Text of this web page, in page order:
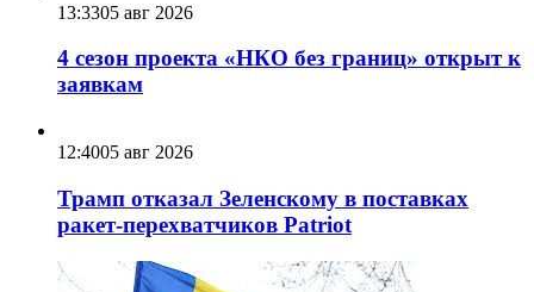
13:3305 авг 2026
4 сезон проекта «НКО без границ» открыт к
заявкам
12:4005 авг 2026
Трамп отказал Зеленскому в поставках
ракет-перехватчиков Patriot